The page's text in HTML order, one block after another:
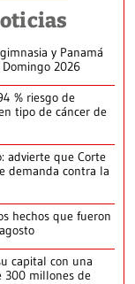
y Panamá
2026
% riesgo de
tipo de cáncer de
advierte que Corte
demanda contra la
hechos que fueron
capital con una
300 millones de